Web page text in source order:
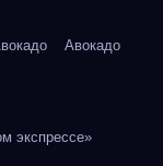
Авокадо
экспрессе»